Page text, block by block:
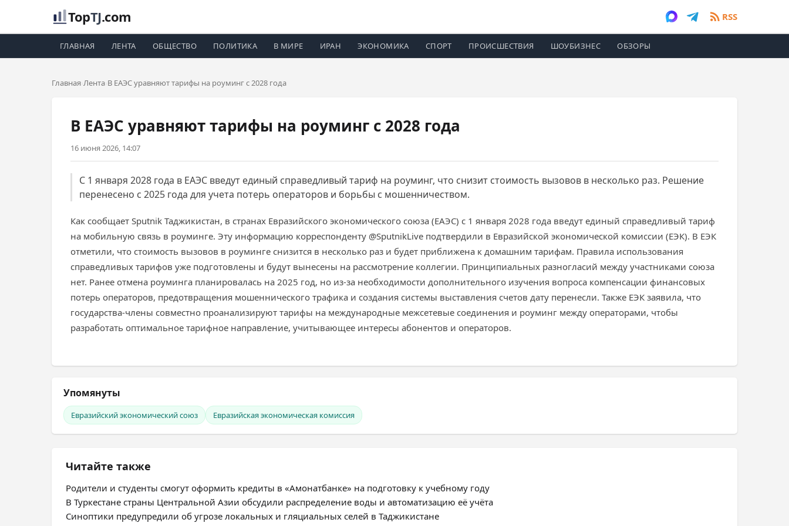
TopTJ.com RSS
ГЛАВНАЯ ЛЕНТА ОБЩЕСТВО ПОЛИТИКА В МИРЕ ИРАН ЭКОНОМИКА СПОРТ ПРОИСШЕСТВИЯ ШОУБИЗНЕС ОБЗОРЫ
Главная Лента В ЕАЭС уравняют тарифы на роуминг с 2028 года
В ЕАЭС уравняют тарифы на роуминг с 2028 года
16 июня 2026, 14:07
С 1 января 2028 года в ЕАЭС введут единый справедливый тариф на роуминг, что снизит стоимость вызовов в несколько раз. Решение
перенесено с 2025 года для учета потерь операторов и борьбы с мошенничеством.
Как сообщает Sputnik Таджикистан, в странах Евразийского экономического союза (ЕАЭС) с 1 января 2028 года введут единый справедливый тариф
на мобильную связь в роуминге. Эту информацию корреспонденту @SputnikLive подтвердили в Евразийской экономической комиссии (ЕЭК). В ЕЭК
отметили, что стоимость вызовов в роуминге снизится в несколько раз и будет приближена к домашним тарифам. Правила использования
справедливых тарифов уже подготовлены и будут вынесены на рассмотрение коллегии. Принципиальных разногласий между участниками союза
нет. Ранее отмена роуминга планировалась на 2025 год, но из-за необходимости дополнительного изучения вопроса компенсации финансовых
потерь операторов, предотвращения мошеннического трафика и создания системы выставления счетов дату перенесли. Также ЕЭК заявила, что
государства-члены совместно проанализируют тарифы на международные межсетевые соединения и роуминг между операторами, чтобы
разработать оптимальное тарифное направление, учитывающее интересы абонентов и операторов.
Упомянуты
Евразийский экономический союз Евразийская экономическая комиссия
Читайте также
Родители и студенты смогут оформить кредиты в «Амонатбанке» на подготовку к учебному году
В Туркестане страны Центральной Азии обсудили распределение воды и автоматизацию её учёта
Синоптики предупредили об угрозе локальных и гляциальных селей в Таджикистане